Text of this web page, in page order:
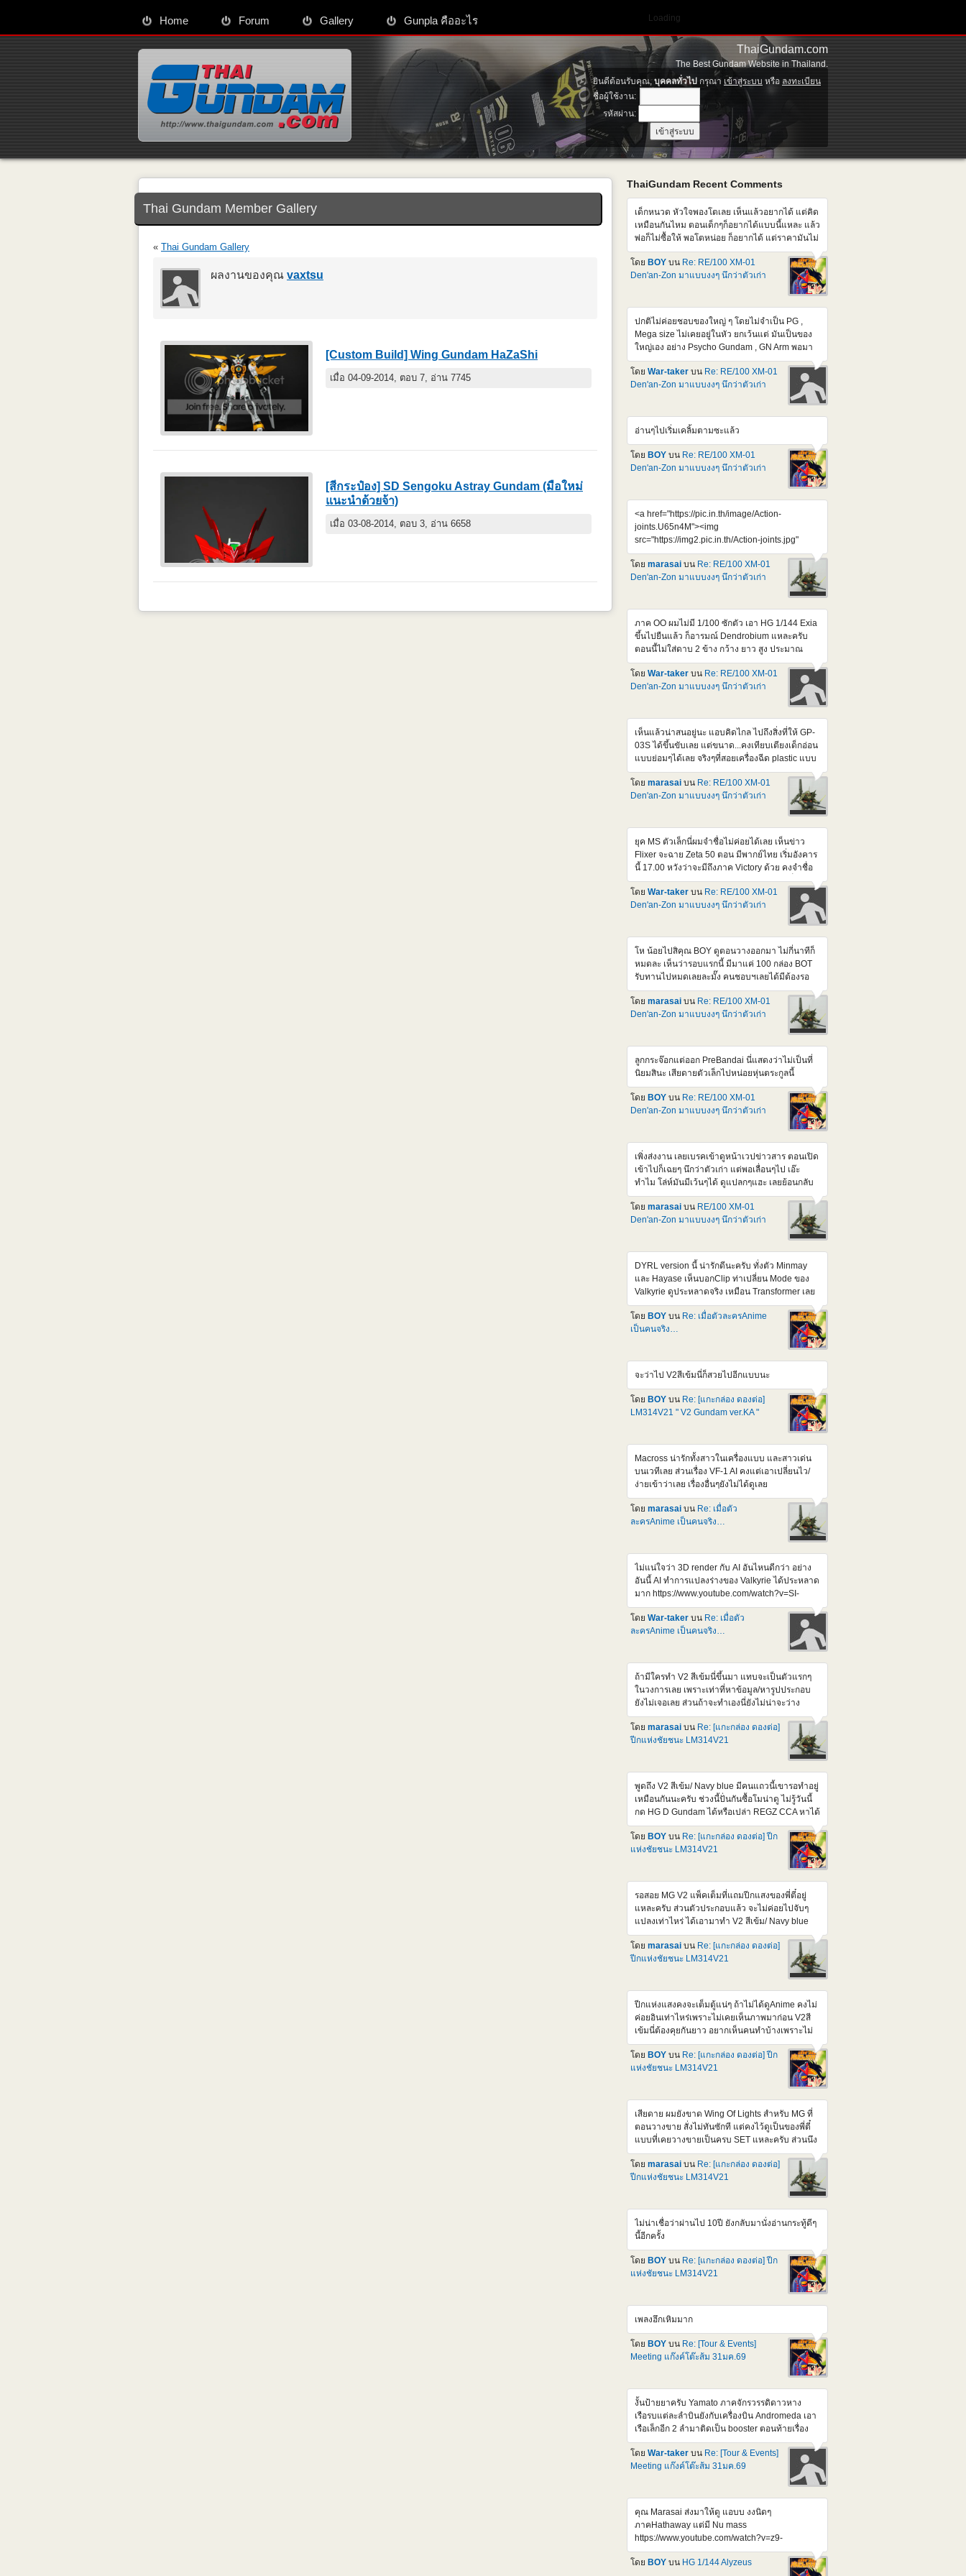
Home Forum Gallery Gunpla คืออะไร
ThaiGundam.com
The Best Gundam Website in Thailand.
Loading
ยินดีต้อนรับคุณ,บุคคลทั่วไปกรุณา เข้าสู่ระบบ หรือ ลงทะเบียน
ชื่อผู้ใช้งาน:
รหัสผ่าน:
Thai Gundam Member Gallery
« Thai Gundam Gallery
ผลงานของคุณ vaxtsu
[Custom Build] Wing Gundam HaZaShi
เมื่อ 04-09-2014, ตอบ 7, อ่าน 7745
[สีกระป๋อง] SD Sengoku Astray Gundam (มือใหม่
แนะนำด้วยจ้า)
เมื่อ 03-08-2014, ตอบ 3, อ่าน 6658
ThaiGundam Recent Comments
เด็กหนวด หัวใจพองโตเลย เห็นแล้วอยากได้ แต่คิด
เหมือนกันไหม ตอนเด็กๆก็อยากได้แบบนี้แหละ แล้ว
พ่อก็ไม่ซื้อให้ พอโตหน่อย ก็อยากได้ แต่ราคามันไม่
เหมือนตอนเด็กๆแล้วสิ แต่คนที่บ้านก็อาจจะไม่ให้
ซื้ออีก เศร้าเคล้าน้ำตา
โดย BOY บน Re: RE/100 XM-01
Den'an-Zon มาแบบงงๆ นึกว่าตัวเก่า
ปกติไม่ค่อยชอบของใหญ่ ๆ โดยไม่จำเป็น PG ,
Mega size ไม่เคยอยู่ในหัว ยกเว้นแต่ มันเป็นของ
ใหญ่เอง อย่าง Psycho Gundam , GN Arm พอมา
เจออันนี้ชักใจสั่นครับ 70 cm. เห็นราคาแล้วสยอง
99000 เยน แต่คิดว่า หยอดกระปุกซัก 10-12 เดือน
คงพอซื้อไหวมั้ง ของแบบนี้ มันคงไม่หมดเกลี้ยง
v=4UZKEZGeSIY ไม่แน่ กว่าจะออก อาจจะไม่
อยากได้แล้วก็ได้
โดย War-taker บน Re: RE/100 XM-01
Den'an-Zon มาแบบงงๆ นึกว่าตัวเก่า
อ่านๆไปเริ่มเคลิ้มตามซะแล้ว
โดย BOY บน Re: RE/100 XM-01
Den'an-Zon มาแบบงงๆ นึกว่าตัวเก่า
<a href="https://pic.in.th/image/Action-
joints.U65n4M"><img
src="https://img2.pic.in.th/Action-joints.jpg"
alt="Action joints" border="0"></a> Credit :
Supreme Mecha จุดขยับ ตอบโจทย์ เยี่ยมขึ้นกว่า
โมเก่าๆเยอะเลย รอก็แค่รอบถัดๆไป กะจังหวะจอง
ได้ที่จะต้องลงตัวกัน ไม่โดน Bot แย่งไปทุกๆรอบอีก
โดย marasai บน Re: RE/100 XM-01
Den'an-Zon มาแบบงงๆ นึกว่าตัวเก่า
ภาค OO ผมไม่มี 1/100 ซักตัว เอา HG 1/144 Exia
ขึ้นไปยืนแล้ว ก็อารมณ์ Dendrobium แหละครับ
ตอนนี้ไม่ใส่ดาบ 2 ข้าง กว้าง ยาว สูง ประมาณ
เกือบ ๆ 40 ซม. ทุกด้าน แต่ถ้าเอา MS 1/100 ไปใส่
คงสูงขึ้นอีกหน่อย ส่วนดาบ ยาว 40 กว่า ซม. ถ้าใส่
ด้วย ก็กินที่หนักเข้าไปอีก แต่บ่นแบบนี้ ผมรอ part
ของ Dynames ที่เป็นปืน กับ มิซายด์ อยู่นะ จริง ๆ ก็
Dynames กับ Kyorios ดองอยู่ด้วยแฮะ
โดย War-taker บน Re: RE/100 XM-01
Den'an-Zon มาแบบงงๆ นึกว่าตัวเก่า
เห็นแล้วน่าสนอยู่นะ แอบคิดไกล ไปถึงสิ่งที่ให้ GP-
03S ได้ขึ้นขับเลย แต่ขนาด...คงเทียบเตียงเด็กอ่อน
แบบย่อมๆได้เลย จริงๆที่สอยเครื่องฉีด plastic แบบ
เส้นมา ก็กะว่าจะทำแหละ กะ Mega Rider ให้ ZZ ขี่
เล่น แต่เอาจริงๆนี่ ยุ่งสะสางงานหลักเกือบทั้งวัน เลย
แทบไม่มีเวลาพิมพ์เลยหลังๆนี้
โดย marasai บน Re: RE/100 XM-01
Den'an-Zon มาแบบงงๆ นึกว่าตัวเก่า
ยุค MS ตัวเล็กนี่ผมจำชื่อไม่ค่อยได้เลย เห็นข่าว
Flixer จะฉาย Zeta 50 ตอน มีพากย์ไทย เริ่มอังคาร
นี้ 17.00 หวังว่าจะมีถึงภาค Victory ด้วย คงจำชื่อ
MS ได้มากขึ้น (แต่ตัวนี้มันอยู่ใน F-91 นี่) เดี๋ยวนี้จะ
ให้เอา เสียงญีุ่ปุ่น sub eng. มาดูแบบเมื่อก่อน ก็
เหนื่อยเกิน เพิ่งต่ออันนี้ เกือบเสร็จ ไป เหนื่อยเอา
เรื่องครับ ที่ว่าเกือบเสร็จ เพราะหลายจุดมันใส่ สปริง
แกนเสียบก็แน่นจัดแล้ว ถ้าไขน็อตด้วย คงแงะมา
ทำสีไม่ได้แล้วละ
https://www.youtube.com/watch?v=U0kAdHrrHII
อังกฤษด้วย
โดย War-taker บน Re: RE/100 XM-01
Den'an-Zon มาแบบงงๆ นึกว่าตัวเก่า
โห น้อยไปสิคุณ BOY ดูตอนวางออกมา ไม่กี่นาทีก็
หมดละ เห็นว่ารอบแรกนี้ มีมาแค่ 100 กล่อง BOT
รับทานไปหมดเลยละมั๊ง คนชอบฯเลยได้มีต้องรอ
รอบถัดๆไป แต่จะไม่อุดหนุนร้านพวกนั้นละยกเว้น มี
ช่วงลดราคาลงปกติ Series ตัวเล็กนี้ก็สวยๆเยอะ
แต่ถ้า P หมด ก็อ่วมหนักเลยนะครับ ยิ่งจะมีพวก
Silhoulette กล่องสวยๆสมัยก่อนอีกนี่ มาได้ยาวๆเลย
ราคาเท่าๆกันแหละ ยังไม่ได้สอย เพราะมีทั้งตัว
สำเร็จและตัวเก่าที่ต่อใส่กล่องไว้รอผ่า แต่ถ้าสอยคง
เอามาทำสีขาวแทนแหละ ปล.ของภาคนี้ อยากเห็น
ตัวของหัวหน้า ที่ตัวสีม่วง/สีเข้ม Berga giros ที่คน
ขับ X2 ขับก่อนจะมาเปลี่ยนเปน X2 แหละ
โดย marasai บน Re: RE/100 XM-01
Den'an-Zon มาแบบงงๆ นึกว่าตัวเก่า
ลูกกระจ๊อกแต่ออก PreBandai นี่แสดงว่าไม่เป็นที่
นิยมสินะ เสียดายตัวเล็กไปหน่อยหุ่นตระกูลนี้
โดย BOY บน Re: RE/100 XM-01
Den'an-Zon มาแบบงงๆ นึกว่าตัวเก่า
เพิ่งส่งงาน เลยเบรคเข้าดูหน้าเวปข่าวสาร ตอนเปิด
เข้าไปก็เฉยๆ นึกว่าตัวเก่า แต่พอเลื่อนๆไป เอ๊ะ
ทำไม โล่ห์มันมีเว้นๆได้ ดูแปลกๆแฮะ เลยย้อนกลับ
มาดูรายละเอียด ปรากฏว่า หัวโล้น ไหล่กลมสอง
ข้าง โล่ห์แยกสี่ส่วน นี่มันเป็นลูกจ๊อก ตัวที่ควรจะ
ออกก่อนหน้านี้นิ ไม่ใช่ตัวแรกจริงๆแหละ <a
href="https://pic.in.th/image/DEn1.UJCNzP">
src="https://img1.pic.in.th/images/DEn1.jpg"
alt="DEn1" border="0"></a> <a
href="https://pic.in.th/image/DEn2.UJCVqp">
<img src="https://img2.pic.in.th/DEn2.jpg"
alt="DEn2" border="0"></a> <a
href="https://pic.in.th/image/DEn3.UJCW8L">
src="https://img1.pic.in.th/images/DEn3.jpg"
alt="DEn3" border="0"></a> <a
href="https://pic.in.th/image/DEn4.UJGa1C">
<img
src="https://img1.pic.in.th/images/DEn4.jpg"
alt="DEn4" border="0"></a> <a
href="https://pic.in.th/image/DEn5.UJGrwv">
alt="DEn5" border="0"></a> หน้าตาหล่อขึ้นกว่า
เดิม สัดส่วนดูสมส่วนขึ้น น่าจะสูงกว่า 1/100 เกรด
เก่า Credit : Gundamkitscollection เจ้าเก่าดั้งเดิม
ตัวนี้ ก็มีตัวเก่า ยุคโบราณอยู่แหละ แต่เปลี่ยนมือ
เปนแบบชุดแต่งที่ขยับข้อนิ้วได้หมด สมันนั้นสั่งจาก
HLJ /สรุปตัวเก่าเลยรอดจากการถูกผ่าดัดแปลงไป
แหละ พวกตัวเก่าๆ Ball joint ย้วยๆไปหมดละเห็น
วันก่อนๆ มีคนถามหา Ball Joint ขา ตัวใดตัวนึงไว้
ออกจากแผง จะไม่รู้ว่ามันเปน Parts เบอร์อะไรหนะ
จะเซ็งก็ตรงที่ แววจะเปน P ไปตลอดหลังจากนี้
โดย marasai บน RE/100 XM-01
Den'an-Zon มาแบบงงๆ นึกว่าตัวเก่า
DYRL version นี้ น่ารักดีนะครับ ทั่งตัว Minmay
และ Hayase เห็นบอกClip ท่าเปลี่ยน Mode ของ
Valkyrie ดูประหลาดจริง เหมือน Transformer เลย
โดย BOY บน Re: เมื่อตัวละครAnime
เป็นคนจริง…
จะว่าไป V2สีเข้มนี่ก็สวยไปอีกแบบนะ
โดย BOY บน Re: [แกะกล่อง ดองต่อ]
LM314V21 " V2 Gundam ver.KA "
Macross น่ารักทั้งสาวในเครื่องแบบ และสาวเด่น
บนเวทีเลย ส่วนเรื่อง VF-1 AI คงแต่เอาเปลี่ยนไว/
ง่ายเข้าว่าเลย เรื่องอื่นๆยังไม่ได้ดูเลย
โดย marasai บน Re: เมื่อตัว
ละครAnime เป็นคนจริง…
ไม่แน่ใจว่า 3D render กับ AI อันไหนดีกว่า อย่าง
อันนี้ AI ทำการแปลงร่างของ Valkyrie ได้ประหลาด
มาก https://www.youtube.com/watch?v=SI-
tINRkQVE https://www.youtube.com/watch?
v=igYoaJTS5G8
https://www.youtube.com/watch?v=RTxR6gU-
โดย War-taker บน Re: เมื่อตัว
ละครAnime เป็นคนจริง…
ถ้ามีใครทำ V2 สีเข้มนี่ขึ้นมา แทบจะเป็นตัวแรกๆ
ในวงการเลย เพราะเท่าที่หาข้อมูล/หารูปประกอบ
ยังไม่เจอเลย ส่วนถ้าจะทำเองนี่ยังไม่น่าจะว่าง
จนกว่างานโครงการที่กำลังทำ จะได้เริ่มขึ้นมาโน่น
ส่วน Meeting คงรอติดตามผ่านเวป/Facebook
ของเวปเหมือนเดิมแหละครับ
โดย marasai บน Re: [แกะกล่อง ดองต่อ]
ปีกแห่งชัยชนะ LM314V21
พูดถึง V2 สีเข้ม/ Navy blue มีคนแถวนี้เขารอทำอยู่
เหมือนกันนะครับ ช่วงนี้ปั่นกันซื้อโมน่าดู ไม่รู้วันนี้
กด HG D Gundam ได้หรือเปล่า REGZ CCA หาได้
จาก GundamBase ไม่ต้องกลัวครับ
โดย BOY บน Re: [แกะกล่อง ดองต่อ] ปีก
แห่งชัยชนะ LM314V21
รอสอย MG V2 แพ็คเต็มที่แถมปีกแสงของพี่ตี๋อยู่
แหละครับ ส่วนตัวประกอบแล้ว จะไม่ค่อยไปจับๆ
แปลงเท่าไหร่ ได้เอามาทำ V2 สีเข้ม/ Navy blue
แน่นอน
https://www.gundamkitscollection.com/2025/11/p-
bandai-mg-1100-cluster-gundam-mission.html
แอบเศร้าใจ ทำไมออก 2nd Batch แล้วมันขยับ
เลยไม่ได้สอยตามคุณ BOY แต่ไว้ค่อยหาเก็บร้าน
ลดราคาเอาแหละ ความอยากน้อยลงนิดหน่อย
เพราะมี Ver เก่าไว้นานละกะ ตัวถือปืน AKA ทำเอา
งงมาก RE-GZ Custom ถือ AKA ซะงั้นจุดขยับใหม่
มันเลยได้มาจากตัวนี้แหละ ชิ้นส่วนเหลือเลยเยอะ
เลยแต่ไม่สามารถขึ้นได้ครบทั้งตัว
โดย marasai บน Re: [แกะกล่อง ดองต่อ]
ปีกแห่งชัยชนะ LM314V21
ปีกแห่งแสงคงจะเต็มตู้แน่ๆ ถ้าไม่ได้ดูAnime คงไม่
ค่อยอินเท่าไหร่เพราะไม่เคยเห็นภาพมาก่อน V2สี
เข้มนี่ต้องคุยกันยาว อยากเห็นคนทำบ้างเพราะไม่
ค่อยเห็นใครประกอบและทำสีเท่าไหร่เลย
F90ติดPack นี่ก็สวยๆหลายตัวนะครับ มีชอบPack
ไหนพิเศษไหม ว่าจะหามาลองใส่ F80บ้าง ว่าแต่จะ
หาดู Victory sub Thai ยากเหมือนกันนะครับ ท้าย
โดย BOY บน Re: [แกะกล่อง ดองต่อ] ปีก
แห่งชัยชนะ LM314V21
เสียดาย ผมยังขาด Wing Of Lights สำหรับ MG ที่
ตอนวางขาย สั่งไม่ทันซักที แต่คงไว้ดูเป็นของพี่ตี๋
แบบที่เคยวางขายเป็นครบ SET แหละครับ ส่วนนึง
จะเอาตัวหุ่น V2 มาทำสีเข้ม ให้เป็นตัวในภาค
crossbone ที่ Bandai ยังไม่ทำ ส่วนตัว ชอบหุ่นประ
หลาดๆ ในภาค steel 7 ทีเป็นภาคเกี่ยวเนื่องกับ
Crossbone, F90 และ Victory ตอนนี้ ที่นอกเหนือ
ของภาค มีออกมาเพิ่มจำนวนนึงละ เช่น RE/100
XM-07B Vigna-Ghina II [Jupiter Battle Ver.] ตัว
Gundam F91 Ver 2.0 (Harrison Madin Custom)
ตัวนี้มีสอง Ver. ก็ออกไปละ อีกตัวที่รอลุ้น ก็เป็น MG
LM312V04+SD-VB03A V-Dash Gundam ที่แค่
ออกเป็นเฉพาะ Pack เสริมมาก็เบางบหน่อย หรือมัด
รวมมาก็ได้แหละ ช่วงๆนี้นี่ Formula , silhouette
กลังทยอยไล่ออกมา ทีละตัวๆแหละ อ้างอิง
https://gundam.fandom.com/wiki/Prototype_Victory_2_Gundam
อ้างอิง
https://gundam.fandom.com/wiki/Mobile_Suit_Crossbone_Gundam:_Steel_7
โดย marasai บน Re: [แกะกล่อง ดองต่อ]
ปีกแห่งชัยชนะ LM314V21
ไม่น่าเชื่อว่าผ่านไป 10ปี ยังกลับมานั่งอ่านกระทู้ดีๆ
นี้อีกครั้ง
โดย BOY บน Re: [แกะกล่อง ดองต่อ] ปีก
แห่งชัยชนะ LM314V21
เพลงฮึกเหิมมาก
โดย BOY บน Re: [Tour & Events]
Meeting แก๊งค์โต๊ะส้ม 31มค.69
งั้นป้ายยาครับ Yamato ภาคจักรวรรดิดาวหาง
เรือรบแต่ละลำบินยังกับเครื่องบิน Andromeda เอา
เรือเล็กอีก 2 ลำมาติดเป็น booster ตอนท้ายเรื่อง
เรือรบทำงานโดยใช้คน ๆ เดียว ระบบสั่งการด้วย
เสียงแหกปากของกับตัน
https://www.youtube.com/watch?
โดย War-taker บน Re: [Tour & Events]
Meeting แก๊งค์โต๊ะส้ม 31มค.69
คุณ Marasai ส่งมาให้ดู แอบบ งงนิดๆ
ภาคHathaway แต่มี Nu mass
https://www.youtube.com/watch?v=z9-
r4h_zD2g&feature=youtu.be
โดย BOY บน HG 1/144 Alyzeus